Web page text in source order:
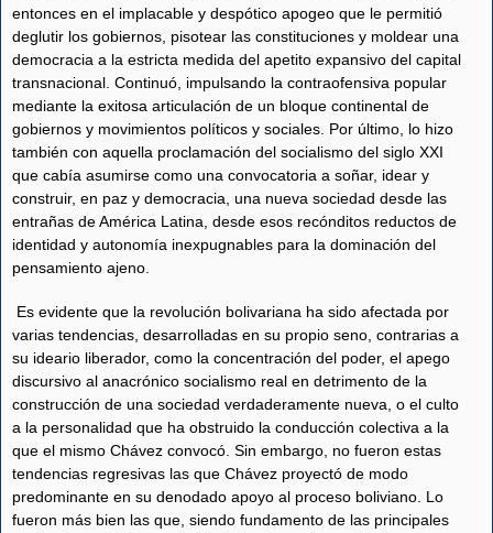
entonces en el implacable y despótico apogeo que le permitió
deglutir los gobiernos, pisotear las constituciones y moldear una
democracia a la estricta medida del apetito expansivo del capital
transnacional. Continuó, impulsando la contraofensiva popular
mediante la exitosa articulación de un bloque continental de
gobiernos y movimientos políticos y sociales. Por último, lo hizo
también con aquella proclamación del socialismo del siglo XXI
que cabía asumirse como una convocatoria a soñar, idear y
construir, en paz y democracia, una nueva sociedad desde las
entrañas de América Latina, desde esos recónditos reductos de
identidad y autonomía inexpugnables para la dominación del
pensamiento ajeno.
Es evidente que la revolución bolivariana ha sido afectada por
varias tendencias, desarrolladas en su propio seno, contrarias a
su ideario liberador, como la concentración del poder, el apego
discursivo al anacrónico socialismo real en detrimento de la
construcción de una sociedad verdaderamente nueva, o el culto
a la personalidad que ha obstruido la conducción colectiva a la
que el mismo Chávez convocó. Sin embargo, no fueron estas
tendencias regresivas las que Chávez proyectó de modo
predominante en su denodado apoyo al proceso boliviano. Lo
fueron más bien las que, siendo fundamento de las principales